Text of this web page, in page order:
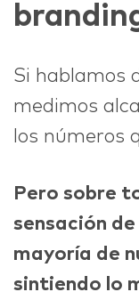
Si hablamos
medimos
los números
Pero sobre
sensación
mayoría de
sintiendo lo